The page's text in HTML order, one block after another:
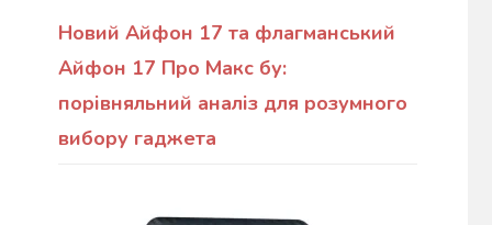
Новий Айфон 17 та флагманський
Айфон 17 Про Макс бу:
порівняльний аналіз для розумного
вибору гаджета